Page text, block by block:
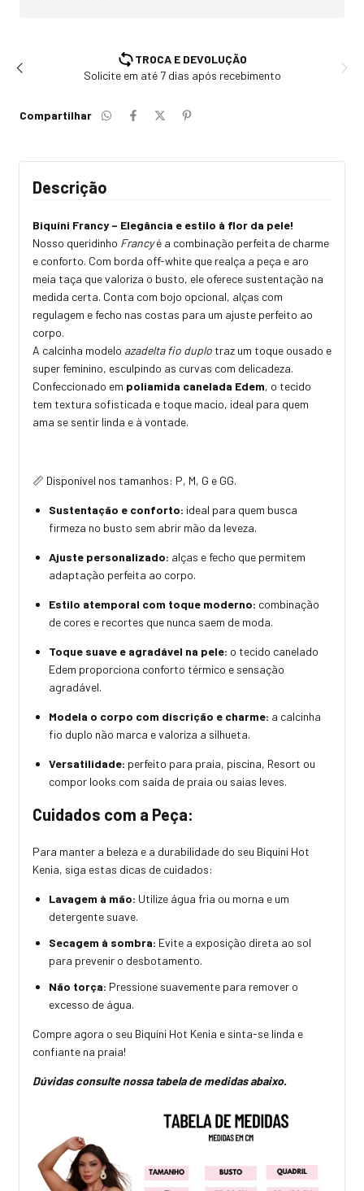
TROCA E DEVOLUÇÃO
Solicite em até 7 dias após recebimento
Compartilhar
Descrição
Biquíni Francy – Elegância e estilo à flor da pele!
Nosso queridinho Francyé a combinação perfeita de charme
e conforto. Com borda off-white que realça a peça e aro
meia taça que valoriza o busto, ele oferece sustentação na
medida certa. Conta com bojo opcional, alças com
regulagem e fecho nas costas para um ajuste perfeito ao
corpo.
A calcinha modelo azadelta fio duplo traz um toque ousado e
super feminino, esculpindo as curvas com delicadeza.
Confeccionado em poliamida canelada Edem, o tecido
tem textura sofisticada e toque macio, ideal para quem
ama se sentir linda e à vontade.
📏 Disponível nos tamanhos: P, M, G e GG.
Sustentação e conforto: ideal para quem busca
firmeza no busto sem abrir mão da leveza.
Ajuste personalizado: alças e fecho que permitem
adaptação perfeita ao corpo.
Estilo atemporal com toque moderno: combinação
de cores e recortes que nunca saem de moda.
Toque suave e agradável na pele: o tecido canelado
Edem proporciona conforto térmico e sensação
agradável.
Modela o corpo com discrição e charme: a calcinha
fio duplo não marca e valoriza a silhueta.
Versatilidade: perfeito para praia, piscina, Resort ou
compor looks com saída de praia ou saias leves.
Cuidados com a Peça:
Para manter a beleza e a durabilidade do seu Biquíni Hot
Kenia, siga estas dicas de cuidados:
Lavagem à mão: Utilize água fria ou morna e um
detergente suave.
Secagem à sombra: Evite a exposição direta ao sol
para prevenir o desbotamento.
Não torça: Pressione suavemente para remover o
excesso de água.
Compre agora o seu Biquíni Hot Kenia e sinta-se linda e
confiante na praia!
Dúvidas consulte nossa tabela de medidas abaixo.